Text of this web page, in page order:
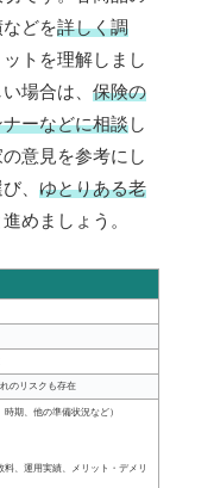
どを詳しく調
トを理解しまし
場合は、 保険の
ーなどに相談し
意見を参考にし
、 ゆとりある老
めましょう。
のリスクも存在
期、他の準備状況など）
、運用実績、メリット・デメリ